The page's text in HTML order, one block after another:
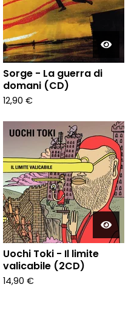
Sorge - La guerra di
domani (CD)
12,90 €
Uochi Toki - Il limite
valicabile (2CD)
14,90 €